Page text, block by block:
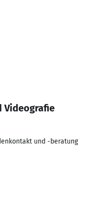
Videografie
und -beratung